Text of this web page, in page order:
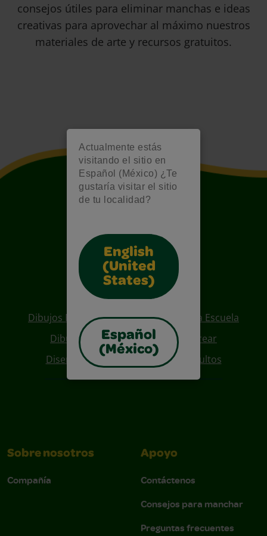
Actualmente estás
visitando el sitio en
Español (México) ¿Te
gustaría visitar el sitio
de tu localidad?
English
(United
States)
Español
(México)
consejos útiles para eliminar manchas e ideas
creativas para aprovechar al máximo nuestros
materiales de arte y recursos gratuitos.
Also of Interest
Dibujos Para Colorear De Regreso A La Escuela
Dibujos De Personajes Para Colorear
Diseños Para Coloreables Para Adultos
Sobre nosotros
Compañía
Apoyo
Contáctenos
Consejos para manchar
Preguntas frecuentes